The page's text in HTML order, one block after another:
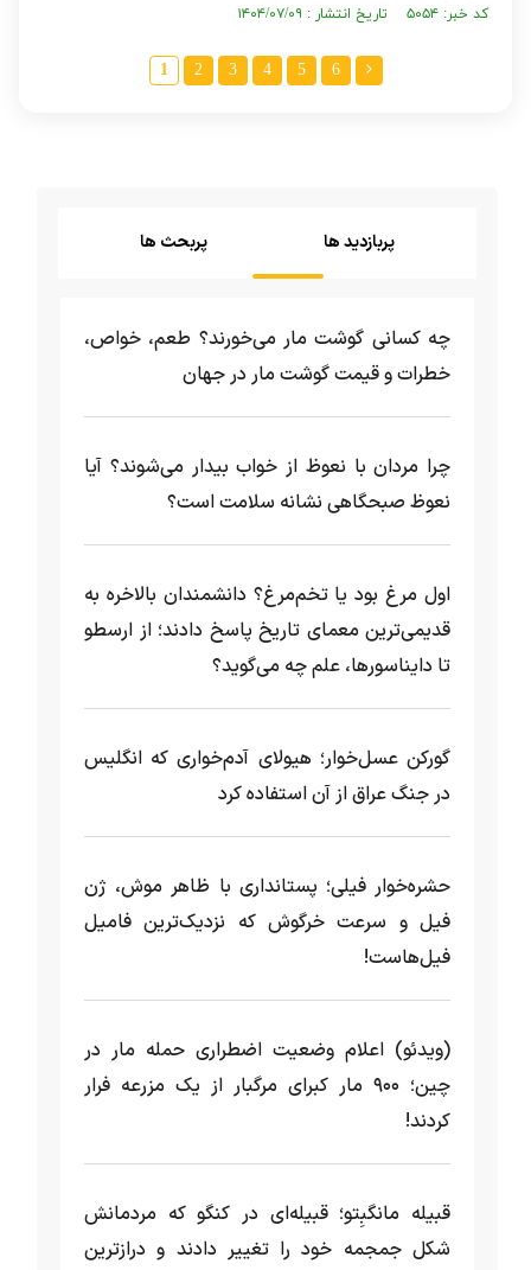
کد خبر: ۵۰۵۴ تاریخ انتشار : ۱۴۰۴/۰۷/۰۹
1 2 3 4 5 6
پربازدید ها پربحث ها
چه کسانی گوشت مار می‌خورند؟ طعم، خواص،
خطرات و قیمت گوشت مار در جهان
چرا مردان با نعوظ از خواب بیدار می‌شوند؟ آیا
نعوظ صبحگاهی نشانه سلامت است؟
اول مرغ بود یا تخم‌مرغ؟ دانشمندان بالاخره به
قدیمی‌ترین معمای تاریخ پاسخ دادند؛ از ارسطو
تا دایناسورها، علم چه می‌گوید؟
گورکن عسل‌خوار؛ هیولای آدم‌خواری که انگلیس
در جنگ عراق از آن استفاده کرد
حشره‌خوار فیلی؛ پستانداری با ظاهر موش، ژن
فیل و سرعت خرگوش که نزدیک‌ترین فامیل
فیل‌هاست!
(ویدئو) اعلام وضعیت اضطراری حمله مار‌ در
چین؛ ۹۰۰ مار کبرای مرگبار از یک مزرعه‌ فرار
کردند!
قبیله مانگبِتو؛ قبیله‌ای در کنگو که مردمانش
شکل جمجمه خود را تغییر دادند و درازترین